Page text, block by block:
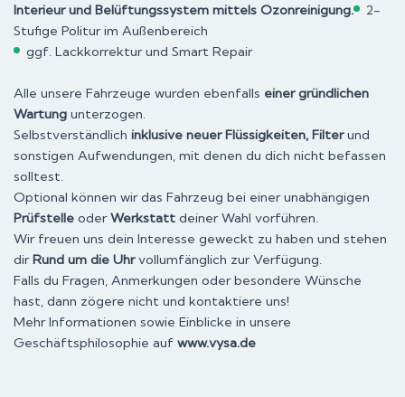
Interieur und Belüftungssystem mittels Ozonreinigung.
2-
Stufige Politur im Außenbereich
ggf. Lackkorrektur und Smart Repair
Alle unsere Fahrzeuge wurden ebenfalls einer gründlichen
Wartung unterzogen.
Selbstverständlich inklusive neuer Flüssigkeiten, Filterund
sonstigen Aufwendungen, mit denen du dich nicht befassen
solltest.
Optional können wir das Fahrzeug bei einer unabhängigen
Prüfstelle oderWerkstatt deiner Wahl vorführen.
Wir freuen uns dein Interesse geweckt zu haben und stehen
dirRund um die Uhrvollumfänglich zur Verfügung.
Falls du Fragen, Anmerkungen oder besondere Wünsche
hast, dann zögere nicht und kontaktiere uns!
Mehr Informationen sowie Einblicke in unsere
Geschäftsphilosophie auf www.vysa.de